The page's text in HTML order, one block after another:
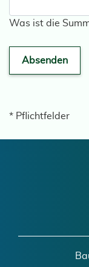
Was ist die
Absenden
* Pflichtfelder